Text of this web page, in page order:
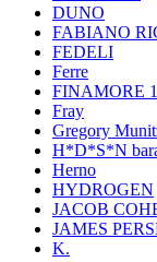
DUNO
FABIANO
FEDELI
Ferre
FINAMORE
Fray
Gregory
H*D*S*N
Herno
HYDROGEN
JACOB
JAMES
K.